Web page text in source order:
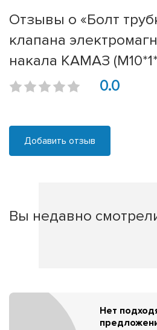
Отзывы о «Болт
клапана
накала КАМАЗ
0.0
Добавить отзыв
Вы недавно
Нет